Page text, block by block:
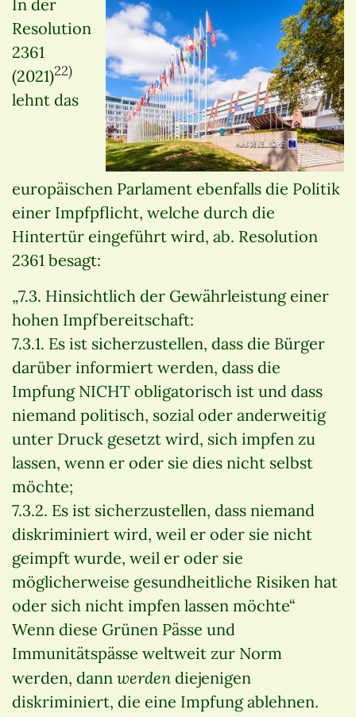
In der
Resolution
2361
(2021)22)
lehnt das
europäischen Parlament ebenfalls die Politik
einer Impfpflicht, welche durch die
Hintertür eingeführt wird, ab. Resolution
2361 besagt:
„7.3. Hinsichtlich der Gewährleistung einer
hohen Impfbereitschaft:
7.3.1. Es ist sicherzustellen, dass die Bürger
darüber informiert werden, dass die
Impfung NICHT obligatorisch ist und dass
niemand politisch, sozial oder anderweitig
unter Druck gesetzt wird, sich impfen zu
lassen, wenn er oder sie dies nicht selbst
möchte;
7.3.2. Es ist sicherzustellen, dass niemand
diskriminiert wird, weil er oder sie nicht
geimpft wurde, weil er oder sie
möglicherweise gesundheitliche Risiken hat
oder sich nicht impfen lassen möchte“
Wenn diese Grünen Pässe und
Immunitätspässe weltweit zur Norm
werden, dann werden diejenigen
diskriminiert, die eine Impfung ablehnen.